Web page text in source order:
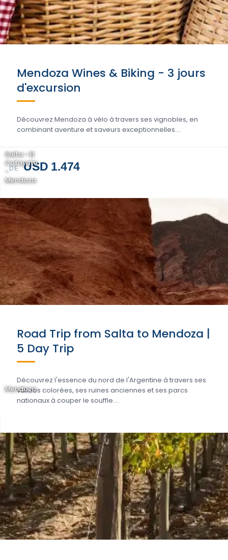
Mendoza Wines & Biking - 3 jours
d'excursion
Découvrez Mendoza à vélo à travers ses vignobles, en
combinant aventure et saveurs exceptionnelles....
DE USD 1.474
Salta - El
Cafayate
-
Mendoza
Road Trip from Salta to Mendoza |
5 Day Trip
Découvrez l'essence du nord de l'Argentine à travers ses
vallées colorées, ses ruines anciennes et ses parcs
nationaux à couper le souffle....
Mendoza